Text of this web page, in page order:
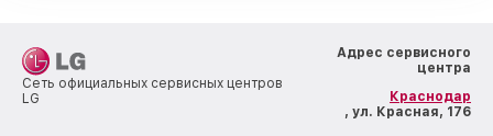
Сеть официальных сервисных центров
LG
Адрес сервисного
центра
Краснодар
, ул. Красная, 176